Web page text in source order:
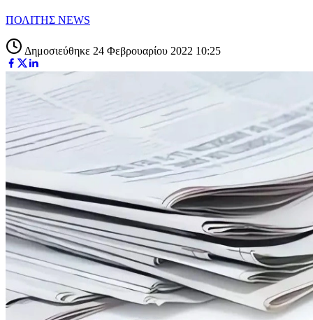
ΠΟΛΙΤΗΣ NEWS
Δημοσιεύθηκε 24 Φεβρουαρίου 2022 10:25